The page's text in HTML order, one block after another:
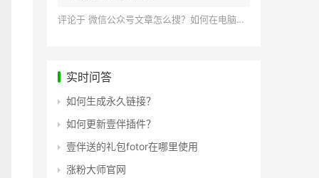
评论于 微信公众号文章怎么搜？如何在电脑上搜索公众号文章？
实时问答
如何生成永久链接？
如何更新壹伴插件？
壹伴送的礼包fotor在哪里使用
涨粉大师官网